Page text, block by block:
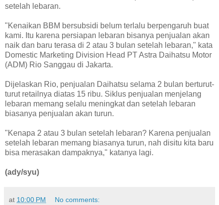
setelah lebaran.
"Kenaikan BBM bersubsidi belum terlalu berpengaruh buat
kami. Itu karena persiapan lebaran bisanya penjualan akan
naik dan baru terasa di 2 atau 3 bulan setelah lebaran," kata
Domestic Marketing Division Head PT Astra Daihatsu Motor
(ADM) Rio Sanggau di Jakarta.
Dijelaskan Rio, penjualan Daihatsu selama 2 bulan berturut-
turut retailnya diatas 15 ribu. Siklus penjualan menjelang
lebaran memang selalu meningkat dan setelah lebaran
biasanya penjualan akan turun.
"Kenapa 2 atau 3 bulan setelah lebaran? Karena penjualan
setelah lebaran memang biasanya turun, nah disitu kita baru
bisa merasakan dampaknya," katanya lagi.
(ady/syu)
at 10:00 PM No comments: